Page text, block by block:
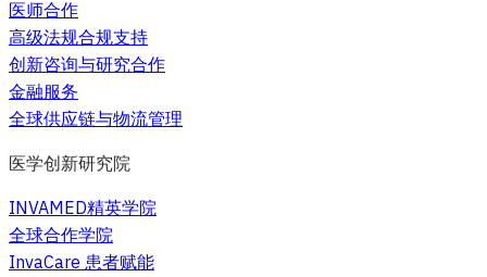
医师合作
高级法规合规支持
创新咨询与研究合作
金融服务
全球供应链与物流管理
医学创新研究院
INVAMED精英学院
全球合作学院
InvaCare 患者赋能